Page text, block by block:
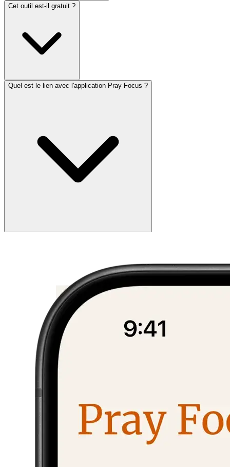
Cet outil est-il gratuit ?
Quel est le lien avec l'application Pray Focus ?